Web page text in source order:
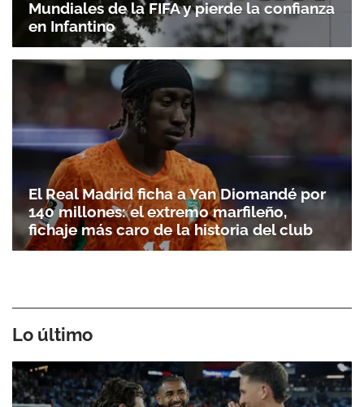
Mundiales de la FIFA y pierde la confianza
en Infantino
El Real Madrid ficha a Yan Diomandé por
140 millones: el extremo marfileño,
fichaje más caro de la historia del club
Lo último